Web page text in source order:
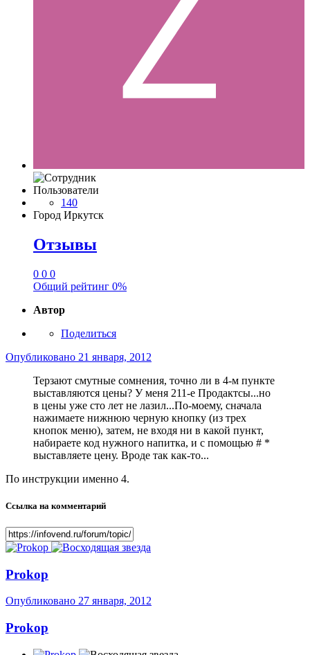
Пользователи
140
Город Иркутск
Отзывы
0 0 0
Общий рейтинг 0%
Автор
Поделиться
Опубликовано 21 января, 2012
Терзают смутные сомнения, точно ли в 4-м пункте
выставляются цены? У меня 211-е Продактсы...но
в цены уже сто лет не лазил...По-моему, сначала
нажимаете нижнюю черную кнопку (из трех
кнопок меню), затем, не входя ни в какой пункт,
набираете код нужного напитка, и с помощью # *
выставляете цену. Вроде так как-то...
По инструкции именно 4.
Ссылка на комментарий
Prokop
Опубликовано 27 января, 2012
Prokop